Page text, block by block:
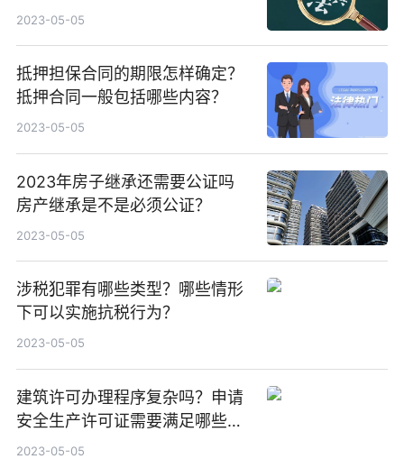
割财产？
2023-05-05
抵押担保合同的期限怎样确定？
抵押合同一般包括哪些内容？
2023-05-05
2023年房子继承还需要公证吗
房产继承是不是必须公证？
2023-05-05
涉税犯罪有哪些类型？哪些情形
下可以实施抗税行为？
2023-05-05
建筑许可办理程序复杂吗？申请
安全生产许可证需要满足哪些条
件？
2023-05-05